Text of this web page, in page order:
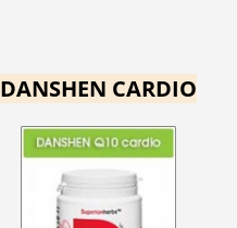
DANSHEN CARDIO